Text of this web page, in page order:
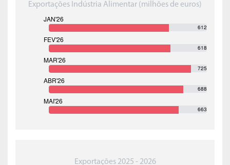
Exportações Indústria Alimentar (milhões de euros)
612
618
725
688
663
Exportações 2025 - 2026